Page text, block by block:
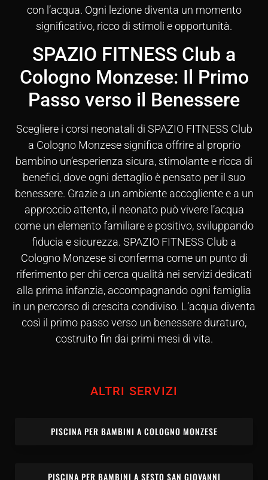
con l’acqua. Ogni lezione diventa un momento
significativo, ricco di stimoli e opportunità.
SPAZIO FITNESS Club a
Cologno Monzese: Il Primo
Passo verso il Benessere
Scegliere i corsi neonatali di SPAZIO FITNESS Club
a Cologno Monzese significa offrire al proprio
bambino un’esperienza sicura, stimolante e ricca di
benefici, dove ogni dettaglio è pensato per il suo
benessere. Grazie a un ambiente accogliente e a un
approccio attento, il neonato può vivere l’acqua
come un elemento familiare e positivo, sviluppando
fiducia e sicurezza. SPAZIO FITNESS Club a
Cologno Monzese si conferma come un punto di
riferimento per chi cerca qualità nei servizi dedicati
alla prima infanzia, accompagnando ogni famiglia
in un percorso di crescita condiviso. L’acqua diventa
così il primo passo verso un benessere duraturo,
costruito fin dai primi mesi di vita.
ALTRI SERVIZI
PISCINA PER BAMBINI A COLOGNO MONZESE
PISCINA PER BAMBINI A SESTO SAN GIOVANNI